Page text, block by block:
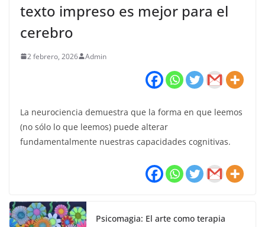
texto impreso es mejor para el
cerebro
2 febrero, 2026 Admin
La neurociencia demuestra que la forma en que leemos
(no sólo lo que leemos) puede alterar
fundamentalmente nuestras capacidades cognitivas.
Psicomagia: El arte como terapia